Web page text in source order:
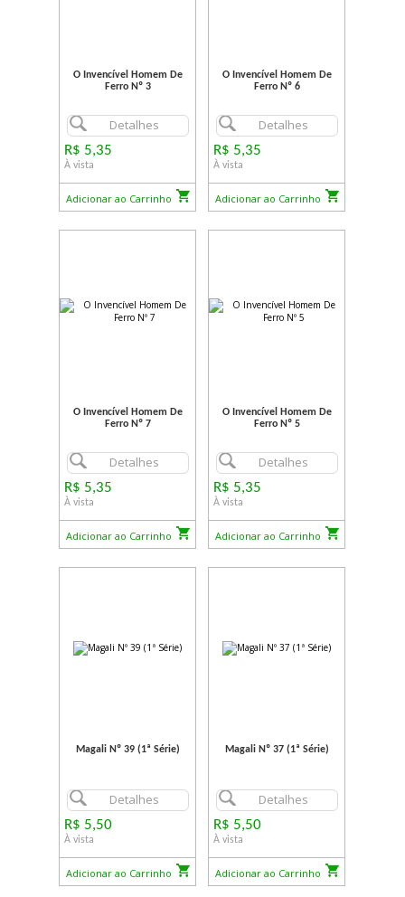
O Invencível Homem De
Ferro Nº 3
Detalhes
R$ 5,35
À vista
Adicionar ao Carrinho
O Invencível Homem De
Ferro Nº 6
Detalhes
R$ 5,35
À vista
Adicionar ao Carrinho
O Invencível Homem De
Ferro Nº 7
Detalhes
R$ 5,35
À vista
Adicionar ao Carrinho
O Invencível Homem De
Ferro Nº 5
Detalhes
R$ 5,35
À vista
Adicionar ao Carrinho
Magali Nº 39 (1ª Série)
Detalhes
R$ 5,50
À vista
Adicionar ao Carrinho
Magali Nº 37 (1ª Série)
Detalhes
R$ 5,50
À vista
Adicionar ao Carrinho